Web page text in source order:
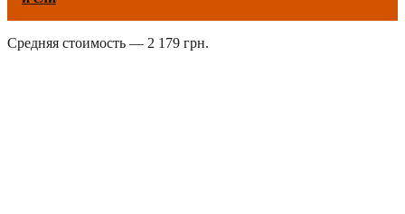
Средняя стоимость — 2 179 грн.